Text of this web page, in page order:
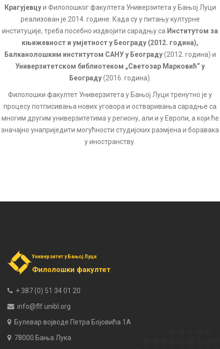
Крагујевцуи Филолошког факултета Универзитета у Бањој Луци
реализован је 2014. године. Када су у питању културне
институције, треба посебно издвојити сарадњу са Институтом за
књижевност и умјетност у Београду (2012. година),
Балканолошким институтом САНУ у Београду(2012. година) и
Универзитетском библиотеком „Светозар Марковић“ у
Београду(2016. година).
Филолошки факултет Универзитета у Бањој Луци тренутно је у
процесу потписивања нових уговора и остваривања сарадње са
многим другим универзитетима у региону, али и у Европи, а који ће
значајно унаприједити могућности студијских размјена и боравака
у иностранству.
Универзитет у Бањој Луци
Филолошки факултет
+ 387 (0) 51 34 01 20
info@flf.unibl.org
Булевар војводе Петра Бојовића 1А
78000 Бања Лука